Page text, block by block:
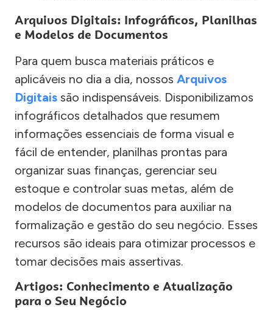
Arquivos Digitais: Infográficos, Planilhas
e Modelos de Documentos
Para quem busca materiais práticos e
aplicáveis no dia a dia, nossos Arquivos
Digitais são indispensáveis. Disponibilizamos
infográficos detalhados que resumem
informações essenciais de forma visual e
fácil de entender, planilhas prontas para
organizar suas finanças, gerenciar seu
estoque e controlar suas metas, além de
modelos de documentos para auxiliar na
formalização e gestão do seu negócio. Esses
recursos são ideais para otimizar processos e
tomar decisões mais assertivas.
Artigos: Conhecimento e Atualização
para o Seu Negócio